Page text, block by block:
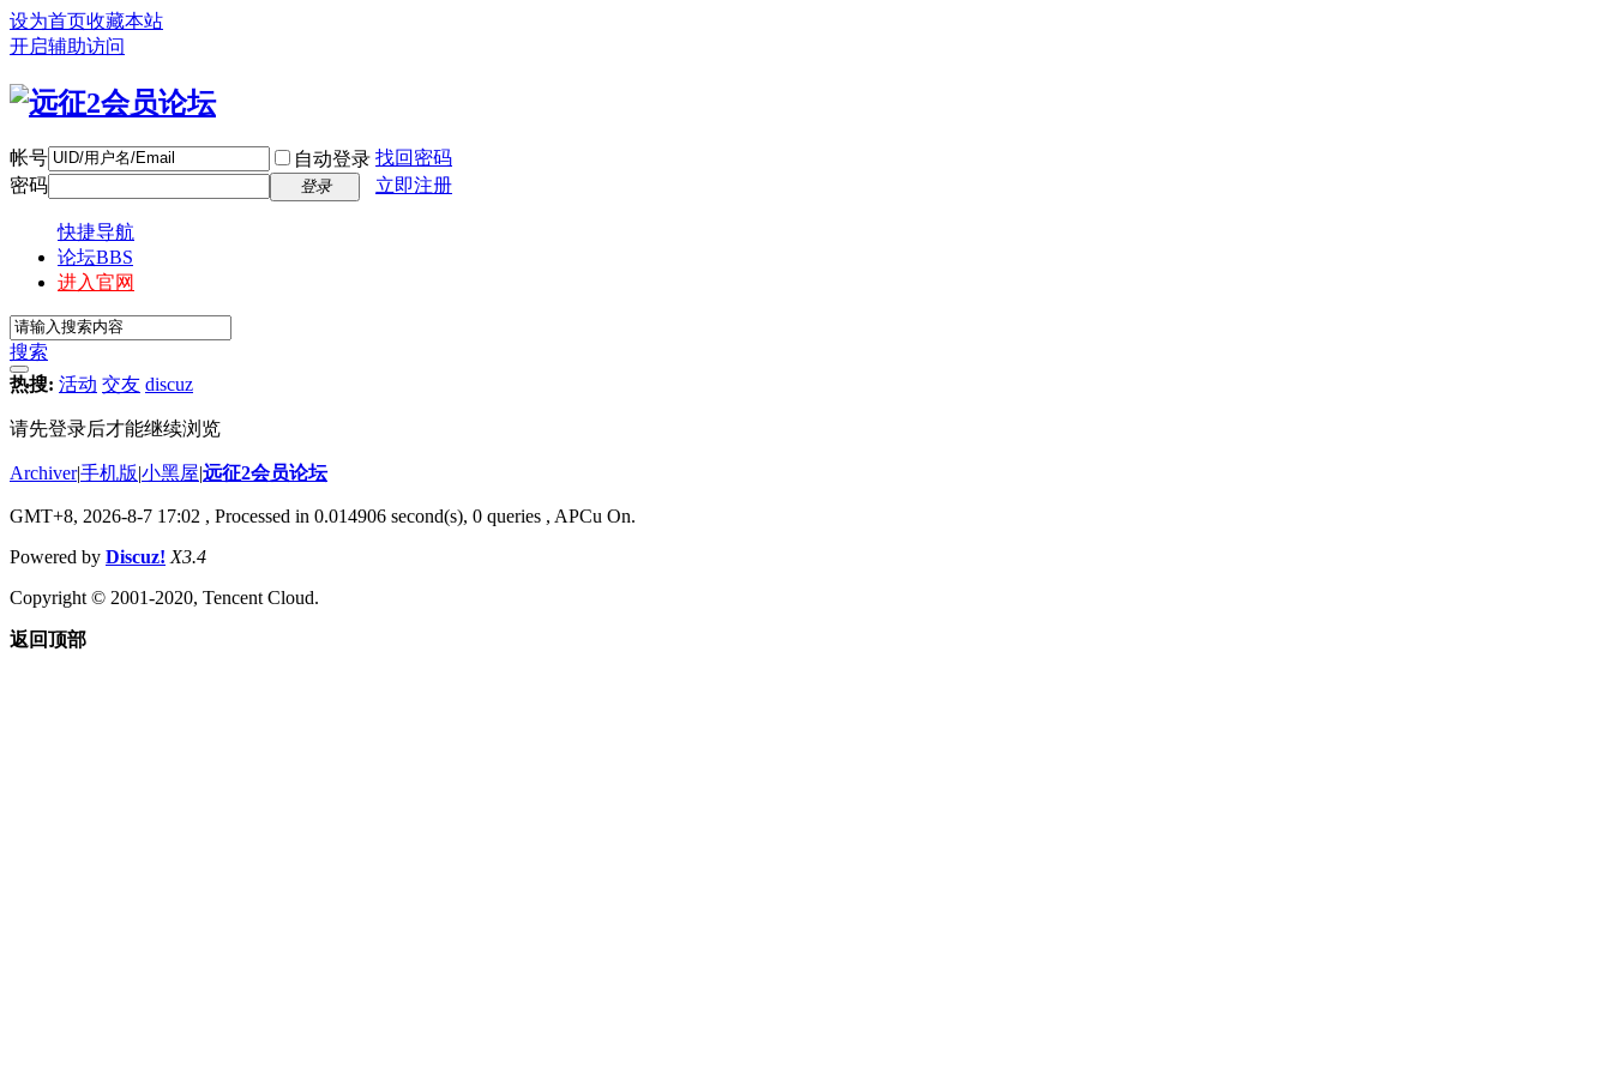
设为首页收藏本站
开启辅助访问
帐号 自动登录 找回密码
密码
登录 立即注册
快捷导航
论坛BBS
进入官网
搜索
热搜: 活动 交友 discuz
请先登录后才能继续浏览
Archiver|手机版|小黑屋|远征2会员论坛
GMT+8, 2026-8-7 17:02 , Processed in 0.014906 second(s), 0 queries , APCu On.
Powered by Discuz! X3.4
Copyright © 2001-2020, Tencent Cloud.
返回顶部